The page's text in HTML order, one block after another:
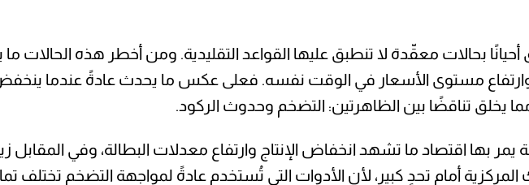
أحيانًا بحالات معقّدة لا تنطبق عليها القواعد التقليدية. ومن أخطر هذه
مستوى الأسعار في الوقت نفسه. فعلى عكس ما يحدث عادةً عندما ينخفض
مما يخلق تناقضًا بين الظاهرتين: التضخم وحدوث الركود.
يمر بها اقتصاد ما تشهد انخفاض الإنتاج وارتفاع معدلات البطالة، وفي المقابل
أمام تحدٍ كبير، لأن الأدوات التي تُستخدم عادةً لمواجهة التضخم